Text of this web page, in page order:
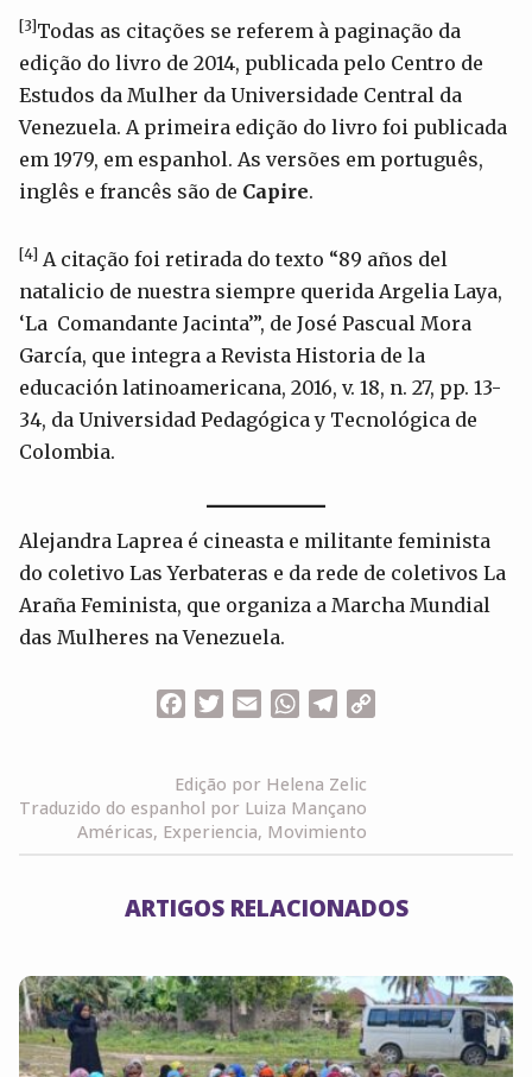
[3]Todas as citações se referem à paginação da
edição do livro de 2014, publicada pelo Centro de
Estudos da Mulher da Universidade Central da
Venezuela. A primeira edição do livro foi publicada
em 1979, em espanhol. As versões em português,
inglês e francês são de Capire.
[4] A citação foi retirada do texto “89 años del
natalicio de nuestra siempre querida Argelia Laya,
‘La Comandante Jacinta’”, de José Pascual Mora
García, que integra a Revista Historia de la
educación latinoamericana, 2016, v. 18, n. 27, pp. 13-
34, da Universidad Pedagógica y Tecnológica de
Colombia.
Alejandra Laprea é cineasta e militante feminista
do coletivo Las Yerbateras e da rede de coletivos La
Araña Feminista, que organiza a Marcha Mundial
das Mulheres na Venezuela.
FacebookTwitterEmailWhatsApp
Telegram
Edição por Helena Zelic
Traduzido do espanhol por Luiza Mançano
Américas, Experiencia, Movimiento
ARTIGOS RELACIONADOS